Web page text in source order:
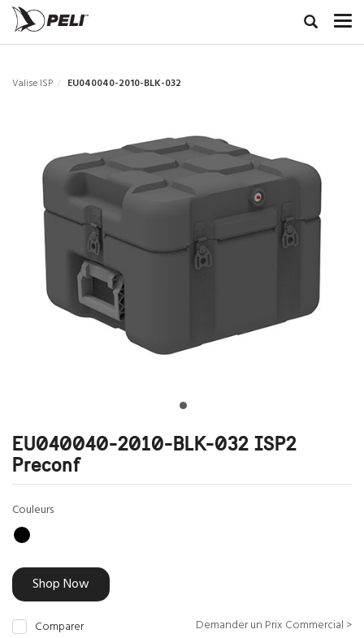
Valise ISP EU040040-2010-BLK-032
EU040040-2010-BLK-032 ISP2
Preconf
Couleurs
Shop Now
Comparer Demander un Prix Commercial >